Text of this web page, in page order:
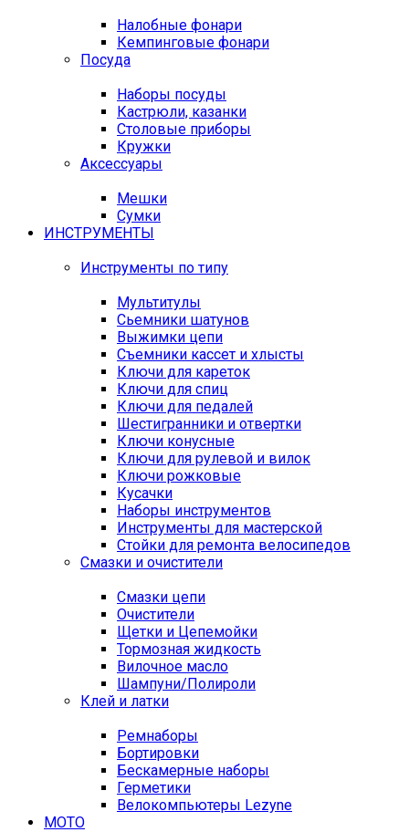
Налобные фонари
Кемпинговые фонари
Посуда
Наборы посуды
Кастрюли, казанки
Столовые приборы
Кружки
Аксессуары
Мешки
Сумки
ИНСТРУМЕНТЫ
Инструменты по типу
Мультитулы
Сьемники шатунов
Выжимки цепи
Съемники кассет и хлысты
Ключи для кареток
Ключи для спиц
Ключи для педалей
Шестигранники и отвертки
Ключи конусные
Ключи для рулевой и вилок
Ключи рожковые
Кусачки
Наборы инструментов
Инструменты для мастерской
Стойки для ремонта велосипедов
Смазки и очистители
Смазки цепи
Очистители
Щетки и Цепемойки
Тормозная жидкость
Вилочное масло
Шампуни/Полироли
Клей и латки
Ремнаборы
Бортировки
Бескамерные наборы
Герметики
Велокомпьютеры Lezyne
МОТО